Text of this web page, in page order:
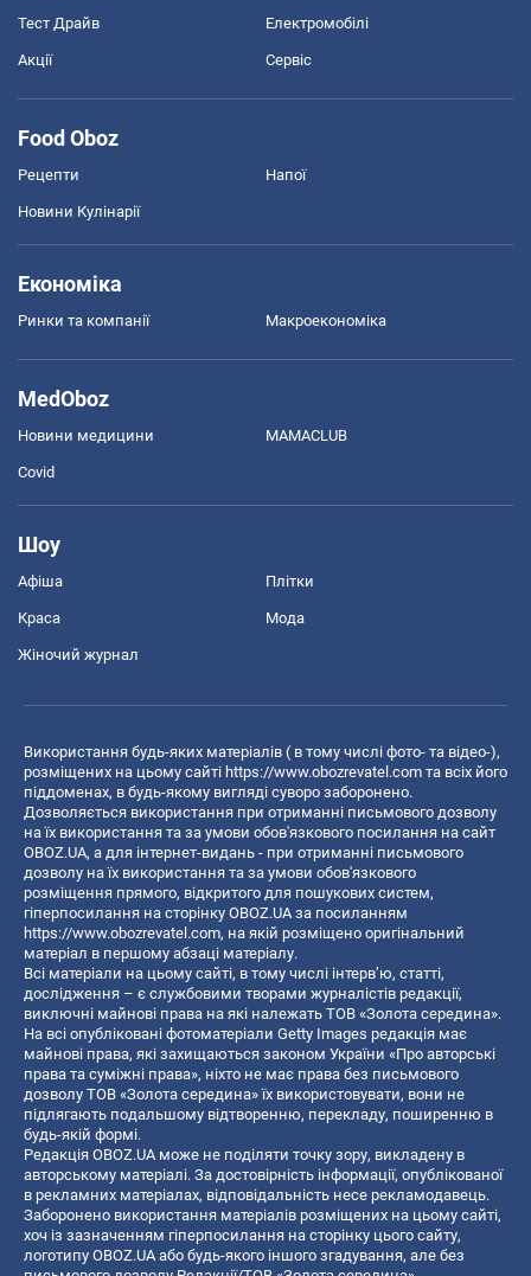
Тест Драйв Електромобілі
Акції Сервіс
Food Oboz
Рецепти Напої
Новини Кулінарії
Економіка
Ринки та компанії Макроекономіка
MedOboz
Новини медицини MAMACLUB
Covid
Шоу
Афіша Плітки
Краса Мода
Жіночий журнал
Використання будь-яких матеріалів ( в тому числі фото- та відео-),
розміщених на цьому сайті https://www.obozrevatel.com та всіх його
піддоменах, в будь-якому вигляді суворо заборонено.
Дозволяється використання при отриманні письмового дозволу
на їх використання та за умови обов'язкового посилання на сайт
OBOZ.UA, а для інтернет-видань - при отриманні письмового
дозволу на їх використання та за умови обов'язкового
розміщення прямого, відкритого для пошукових систем,
гіперпосилання на сторінку OBOZ.UA за посиланням
https://www.obozrevatel.com, на якій розміщено оригінальний
матеріал в першому абзаці матеріалу.
Всі матеріали на цьому сайті, в тому числі інтерв’ю, статті,
дослідження – є службовими творами журналістів редакції,
виключні майнові права на які належать ТОВ «Золота середина».
На всі опубліковані фотоматеріали Getty Images редакція має
майнові права, які захищаються законом України «Про авторські
права та суміжні права», ніхто не має права без письмового
дозволу ТОВ «Золота середина» їх використовувати, вони не
підлягають подальшому відтворенню, перекладу, поширенню в
будь-якій формі.
Редакція OBOZ.UA може не поділяти точку зору, викладену в
авторському матеріалі. За достовірність інформації, опублікованої
в рекламних матеріалах, відповідальність несе рекламодавець.
Заборонено використання матеріалів розміщених на цьому сайті,
хоч із зазначенням гіперпосилання на сторінку цього сайту,
логотипу OBOZ.UA або будь-якого іншого згадування, але без